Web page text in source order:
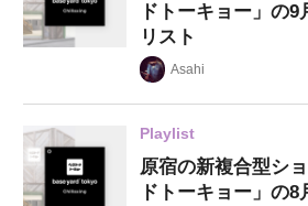
ドトーキョー」の
リスト
Asahi
Playlist
原宿の新複合型シ
ドトーキョー」の